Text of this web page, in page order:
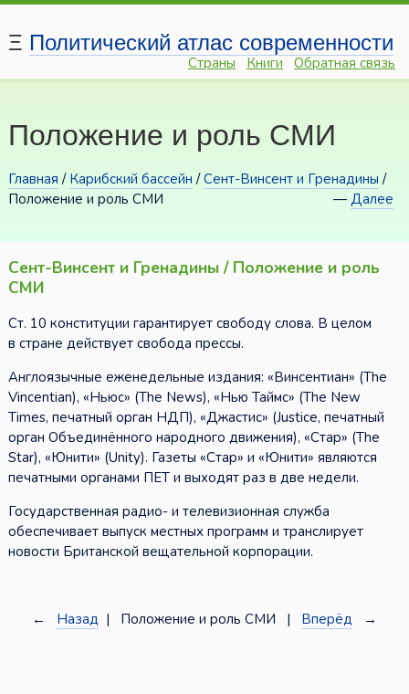
Ξ Политический атлас современности
Страны Книги Обратная связь
Положение и роль СМИ
Главная / Карибский бассейн /Сент-Винсент и Гренадины /
Положение и роль СМИ
—Далее
Сент-Винсент и Гренадины / Положение и роль
СМИ
Ст. 10 конституции гарантирует свободу слова. В целом
в стране действует свобода прессы.
Англоязычные еженедельные издания: «Винсентиан» (The
Vincentian), «Ньюс» (The News), «Нью Таймс» (The New
Times, печатный орган НДП), «Джастис» (Justice, печатный
орган Объединённого народного движения), «Стар» (The
Star), «Юнити» (Unity). Газеты «Стар» и «Юнити» являются
печатными органами ПЕТ и выходят раз в две недели.
Государственная радио- и телевизионная служба
обеспечивает выпуск местных программ и транслирует
новости Британской вещательной корпорации.
← Назад | Положение и роль СМИ | Вперёд →